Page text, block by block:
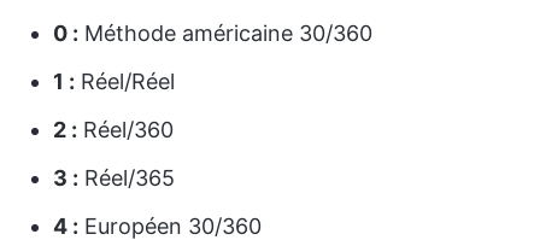
0 : Méthode américaine 30/360
1 : Réel/Réel
2 : Réel/360
3 : Réel/365
4 : Européen 30/360